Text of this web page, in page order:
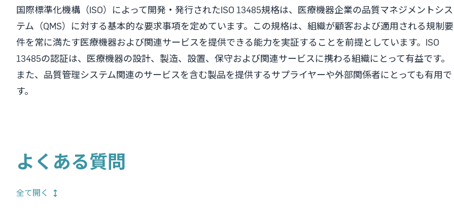
国際標準化機構（ISO）によって開発・発行されたISO 13485規格は、医療機器企業の品質マネジメントシス
テム（QMS）に対する基本的な要求事項を定めています。この規格は、組織が顧客および適用される規制要
件を常に満たす医療機器および関連サービスを提供できる能力を実証することを前提としています。ISO
13485の認証は、医療機器の設計、製造、設置、保守および関連サービスに携わる組織にとって有益です。
また、品質管理システム関連のサービスを含む製品を提供するサプライヤーや外部関係者にとっても有用で
す。
よくある質問
全て開く